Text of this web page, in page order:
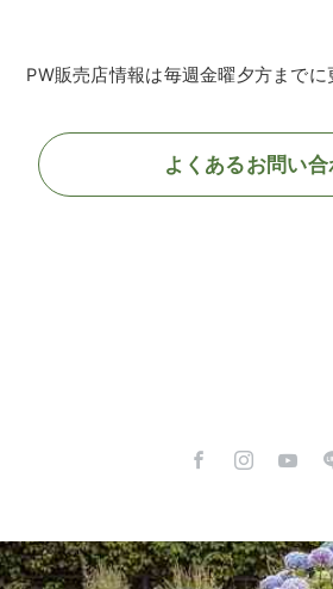
PW販売店情報は毎週金曜夕方までに
よくあるお問い合